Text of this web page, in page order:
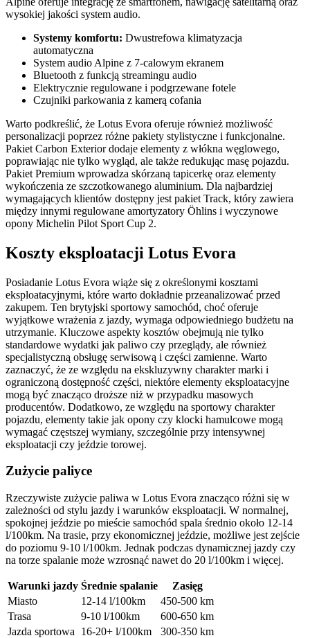
wysokiej jakości system audio.
Systemy komfortu: Dwustrefowa klimatyzacja
automatyczna
System audio Alpine z 7-calowym ekranem
Bluetooth z funkcją streamingu audio
Elektrycznie regulowane i podgrzewane fotele
Czujniki parkowania z kamerą cofania
Warto podkreślić, że Lotus Evora oferuje również możliwość
personalizacji poprzez różne pakiety stylistyczne i funkcjonalne.
Pakiet Carbon Exterior dodaje elementy z włókna węglowego,
poprawiając nie tylko wygląd, ale także redukując masę pojazdu.
Pakiet Premium wprowadza skórzaną tapicerkę oraz elementy
wykończenia ze szczotkowanego aluminium. Dla najbardziej
wymagających klientów dostępny jest pakiet Track, który zawiera
między innymi regulowane amortyzatory Öhlins i wyczynowe
opony Michelin Pilot Sport Cup 2.
Koszty eksploatacji Lotus Evora
Posiadanie Lotus Evora wiąże się z określonymi kosztami
eksploatacyjnymi, które warto dokładnie przeanalizować przed
zakupem. Ten brytyjski sportowy samochód, choć oferuje
wyjątkowe wrażenia z jazdy, wymaga odpowiedniego budżetu na
utrzymanie. Kluczowe aspekty kosztów obejmują nie tylko
standardowe wydatki jak paliwo czy przeglądy, ale również
specjalistyczną obsługę serwisową i części zamienne. Warto
zaznaczyć, że ze względu na ekskluzywny charakter marki i
ograniczoną dostępność części, niektóre elementy eksploatacyjne
mogą być znacząco droższe niż w przypadku masowych
producentów. Dodatkowo, ze względu na sportowy charakter
pojazdu, elementy takie jak opony czy klocki hamulcowe mogą
wymagać częstszej wymiany, szczególnie przy intensywnej
eksploatacji czy jeździe torowej.
Zużycie paliyce
Rzeczywiste zużycie paliwa w Lotus Evora znacząco różni się w
zależności od stylu jazdy i warunków eksploatacji. W normalnej,
spokojnej jeździe po mieście samochód spala średnio około 12-14
l/100km. Na trasie, przy ekonomicznej jeździe, możliwe jest zejście
do poziomu 9-10 l/100km. Jednak podczas dynamicznej jazdy czy
na torze spalanie może wzrosnąć nawet do 20 l/100km i więcej.
Warunki jazdy Średnie spalanie
Zasięg
Miasto
12-14 l/100km
450-500 km
Trasa
9-10 l/100km
600-650 km
Jazda sportowa
16-20+ l/100km 300-350 km